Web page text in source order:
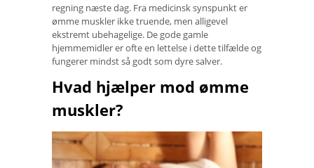
regning næste dag. Fra medicinsk synspunkt er
ømme muskler ikke truende, men alligevel
ekstremt ubehagelige. De gode gamle
hjemmemidler er ofte en lettelse i dette tilfælde og
fungerer mindst så godt som dyre salver.
Hvad hjælper mod ømme
muskler?